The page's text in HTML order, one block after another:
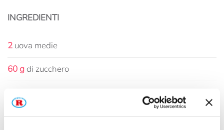
INGREDIENTI
2 uova medie
60 g di zucchero
160 mldi latte